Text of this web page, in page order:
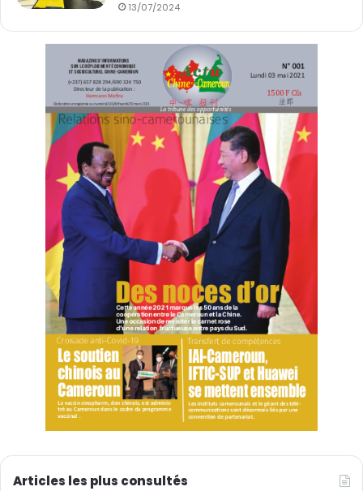
13/07/2024
Articles les plus consultés